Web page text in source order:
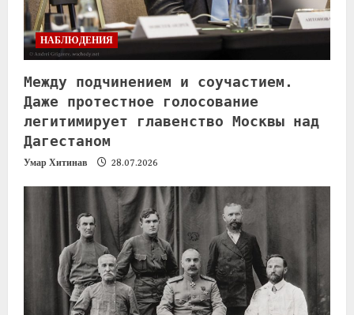
НАБЛЮДЕНИЯ
Между подчинением и соучастием.
Даже протестное голосование
легитимирует главенство Москвы над
Дагестаном
Умар Хитинав 28.07.2026